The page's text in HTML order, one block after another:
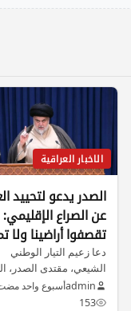
الاخبار العراقية
الصدر يدعو لتحييد
عن الصراع الإقليمي:
تقصفوا أراضينا ولا
الذرائع لاستهدافها
دعا زعيم التيار الوطني
الشيعي، مقتدى الصدر،
الأربعاء، إلى تحييد العراق
الصراعات…
adminأسبوع واحد
153